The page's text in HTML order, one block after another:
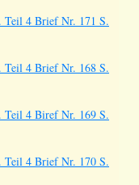
4 Brief Nr. 171 S.
4 Brief Nr. 168 S.
4 Biref Nr. 169 S.
4 Brief Nr. 170 S.